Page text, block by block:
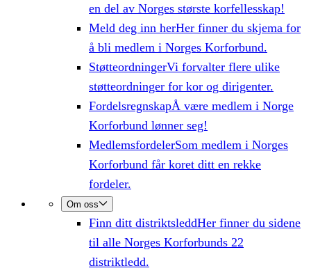
en del av Norges største korfellesskap!
Meld deg inn herHer finner du skjema for
å bli medlem i Norges Korforbund.
StøtteordningerVi forvalter flere ulike
støtteordninger for kor og dirigenter.
FordelsregnskapÅ være medlem i Norge
Korforbund lønner seg!
MedlemsfordelerSom medlem i Norges
Korforbund får koret ditt en rekke
fordeler.
Om oss
Finn ditt distriktsleddHer finner du sidene
til alle Norges Korforbunds 22
distriktledd.